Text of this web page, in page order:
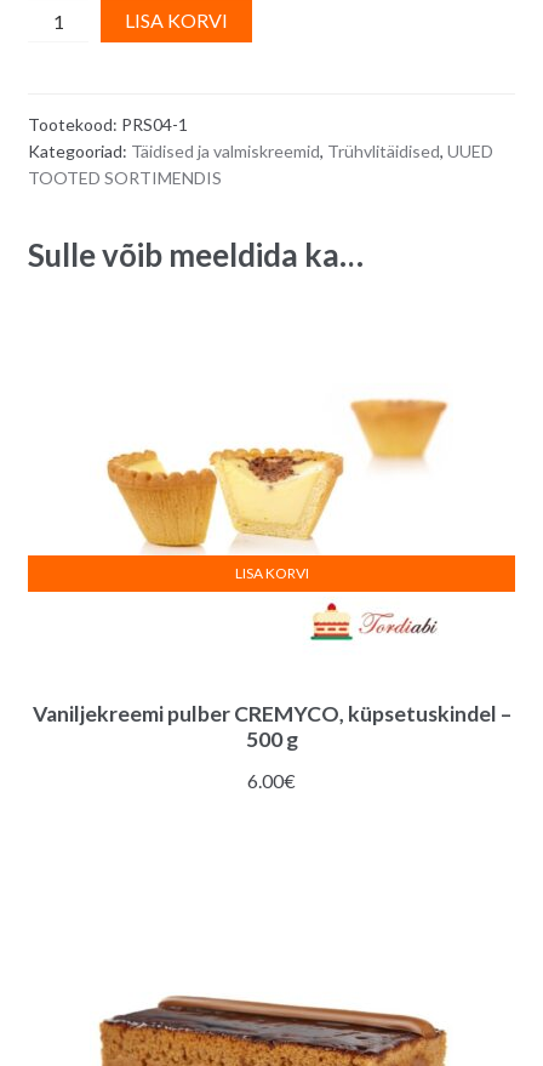
Krõbe
soolakaramelli
Caramel
Beurre
200
LISA KORVI
i
Tootekood: PRS04-1
Kategooriad: Täidised ja valmiskreemid, Trühvlitäidised, UUED
TOOTED SORTIMENDIS
Sulle võib meeldida ka…
Vaniljekreemi pulber CREMYCO, küpsetuskindel –
500 g
6.00€
LISA KORVI